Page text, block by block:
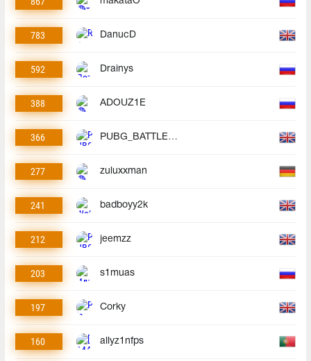
783 DanucD
592 Drainys
388 ADOUZ1E
366 PUBG_BATTLEGROUNDS
277 zuluxxman
241 badboyy2k
212 jeemzz
203 s1muas
197 Corky
160 allyz1nfps